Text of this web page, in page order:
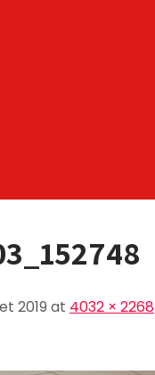
2019 at 4032 × 2268